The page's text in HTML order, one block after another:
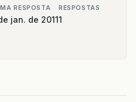
RESPOSTA
jan. de 2011
RESPOSTAS
1